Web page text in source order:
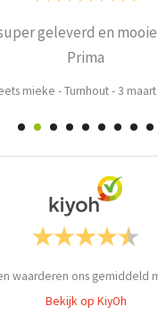
geleverd en
Prima
mieke -Turnhout- 3
waarderen ons gemiddeld
Bekijk op KiyOh